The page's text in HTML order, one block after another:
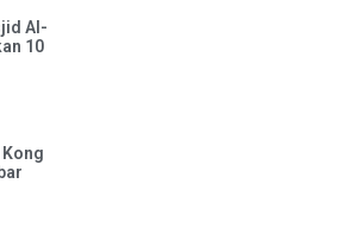
Al-
10
Kong